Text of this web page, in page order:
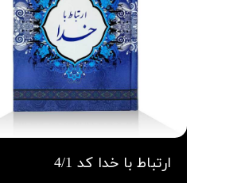
ارتباط با خدا کد 4/1